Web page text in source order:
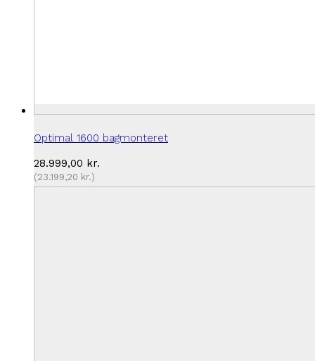
Optimal 1600 bagmonteret
28.999,00 kr.
(23.199,20 kr.)